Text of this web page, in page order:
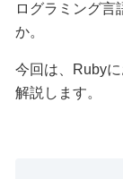
ログラミング言
か。
今回は、Ruby
解説します。